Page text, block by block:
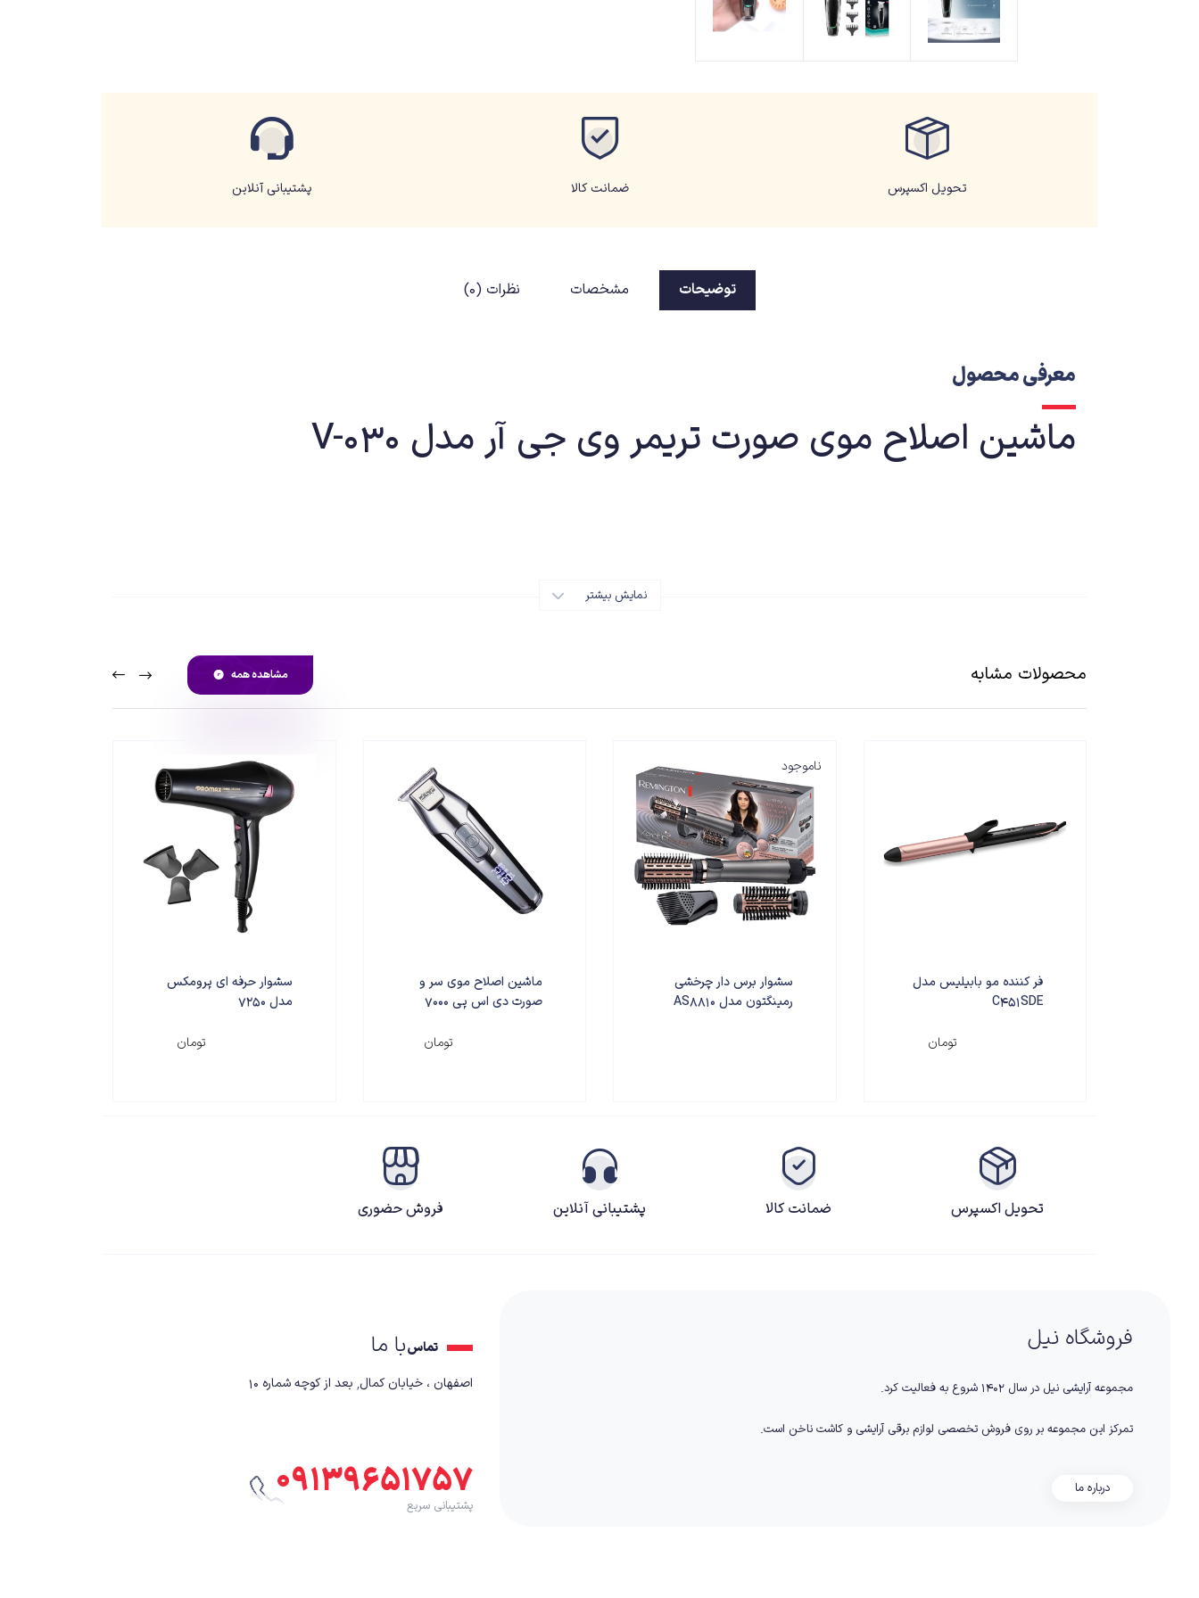
تحویل اکسپرس ضمانت کالا پشتیبانی آنلاین
توضیحات مشخصات نظرات (0)
معرفی محصول
ماشین اصلاح موی صورت تریمر وی جی آر مدل V-030
ریش تراش وی جی آر V-030 از تیغه های خود تیز شونده به جنس استیل ضد زنگ ساخته شده است که مقاومت بالایی در برابر رطوبت داشته باشد. از این دستگاه می توان هم به حالت خیس و خشک استفاده
کرد. قابلیت اصلاح صفر از ویژگی های مهم این ریش تراش است. منبع انرژی این دستگاه باتری قابل شارژ است که حدود 75 دقیقه شارژ کامل می شود و شما می توانید تا 100 دقیقه به طور کامل بدون سیم از
برای مشاوره بیشتر میتوانید در ساعت کاری فروشگاه با شماره 09991010331 تماس حاصل فرمایید
نمایش بیشتر
محصولات مشابه مشاهده همه
فر کننده مو بابیلیس مدل
C451SDE
تومان
سشوار برس دار چرخشی
رمینگتون مدل AS8810
ناموجود
ماشین اصلاح موی سر و
صورت دی اس پی 7000
تومان
سشوار حرفه ای پرومکس
مدل 7250
تومان
تحویل اکسپرس ضمانت کالا پشتیبانی آنلاین فروش حضوری
فروشگاه نیل
مجموعه آرایشی نیل در سال ۱۴۰۲ شروع به فعالیت کرد.
تمرکز این مجموعه بر روی فروش تخصصی لوازم برقی آرایشی و کاشت ناخن است.
درباره ما
تماسبا ما
اصفهان ، خیابان کمال٬ بعد از کوچه شماره ۱۰
۰۹۱۳۹۶۵۱۷۵۷
پشتیبانی سریع